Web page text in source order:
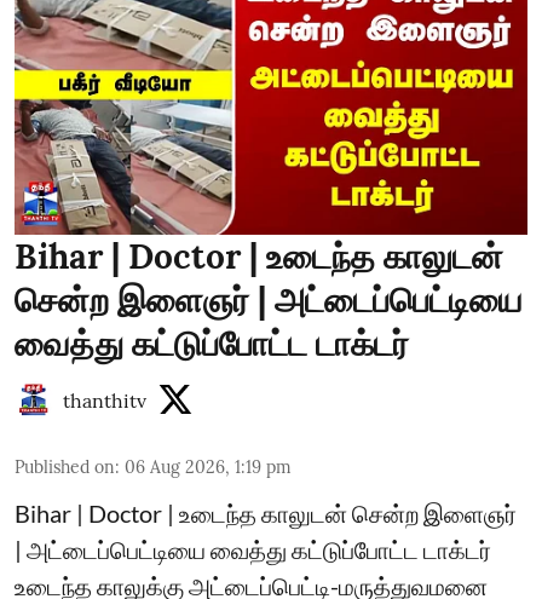
Bihar | Doctor | உடைந்த காலுடன்
சென்ற இளைஞர் | அட்டைப்பெட்டியை
வைத்து கட்டுப்போட்ட டாக்டர்
thanthitv
Published on: 06 Aug 2026, 1:19 pm
Bihar | Doctor | உடைந்த காலுடன் சென்ற இளைஞர்
| அட்டைப்பெட்டியை வைத்து கட்டுப்போட்ட டாக்டர்
உடைந்த காலுக்கு அட்டைப்பெட்டி-மருத்துவமனை